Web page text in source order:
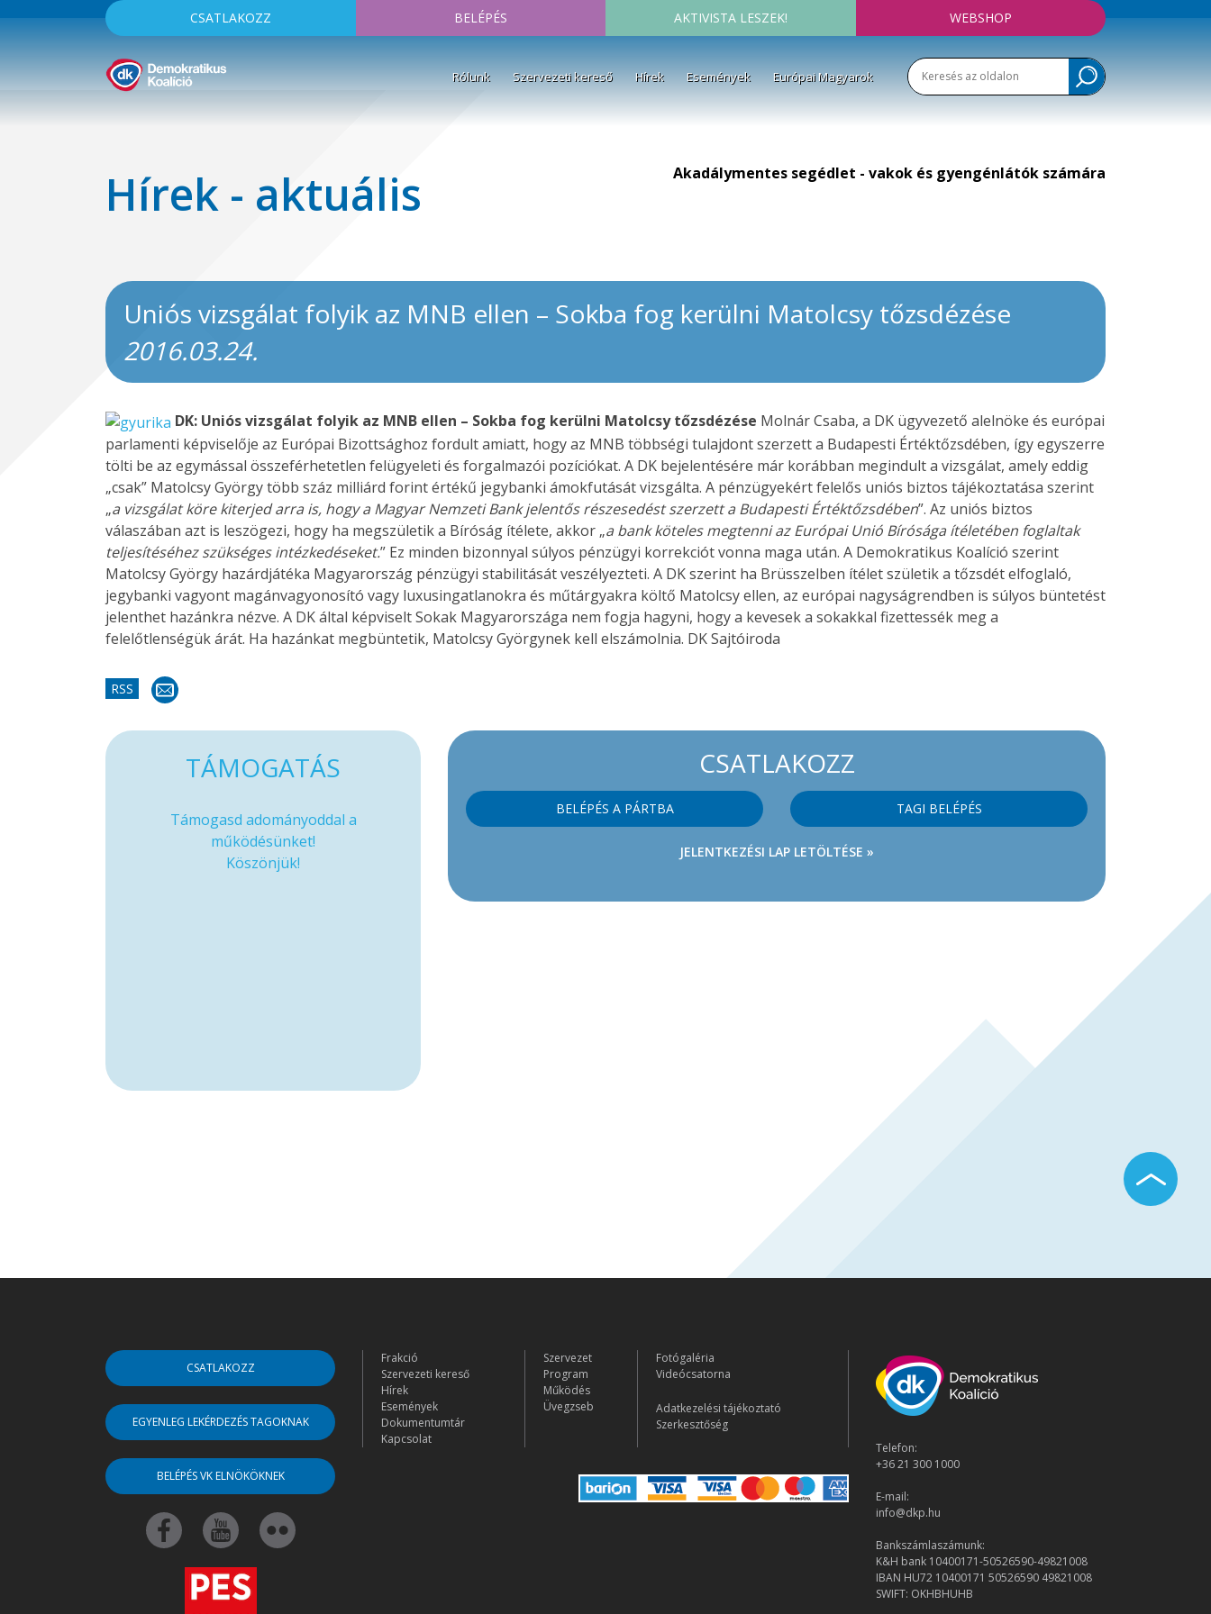
CSATLAKOZZ BELÉPÉS AKTIVISTA LESZEK! WEBSHOP
Rólunk Szervezeti kereső Hírek Események Európai Magyarok
Hírek - aktuális Akadálymentes segédlet - vakok és gyengénlátók számára
Uniós vizsgálat folyik az MNB ellen – Sokba fog kerülni Matolcsy tőzsdézése
2016.03.24.
DK: Uniós vizsgálat folyik az MNB ellen – Sokba fog kerülni Matolcsy tőzsdézése Molnár Csaba, a DK ügyvezető alelnöke és európai
parlamenti képviselője az Európai Bizottsághoz fordult amiatt, hogy az MNB többségi tulajdont szerzett a Budapesti Értéktőzsdében, így egyszerre
tölti be az egymással összeférhetetlen felügyeleti és forgalmazói pozíciókat. A DK bejelentésére már korábban megindult a vizsgálat, amely eddig
„csak” Matolcsy György több száz milliárd forint értékű jegybanki ámokfutását vizsgálta. A pénzügyekért felelős uniós biztos tájékoztatása szerint
„a vizsgálat köre kiterjed arra is, hogy a Magyar Nemzeti Bank jelentős részesedést szerzett a Budapesti Értéktőzsdében”. Az uniós biztos
válaszában azt is leszögezi, hogy ha megszületik a Bíróság ítélete, akkor „a bank köteles megtenni az Európai Unió Bírósága ítéletében foglaltak
teljesítéséhez szükséges intézkedéseket.” Ez minden bizonnyal súlyos pénzügyi korrekciót vonna maga után. A Demokratikus Koalíció szerint
Matolcsy György hazárdjátéka Magyarország pénzügyi stabilitását veszélyezteti. A DK szerint ha Brüsszelben ítélet születik a tőzsdét elfoglaló,
jegybanki vagyont magánvagyonosító vagy luxusingatlanokra és műtárgyakra költő Matolcsy ellen, az európai nagyságrendben is súlyos büntetést
jelenthet hazánkra nézve. A DK által képviselt Sokak Magyarországa nem fogja hagyni, hogy a kevesek a sokakkal fizettessék meg a
felelőtlenségük árát. Ha hazánkat megbüntetik, Matolcsy Györgynek kell elszámolnia. DK Sajtóiroda
RSS
CSATLAKOZZ
BELÉPÉS A PÁRTBA TAGI BELÉPÉS
JELENTKEZÉSI LAP LETÖLTÉSE »
TÁMOGATÁS
Támogasd adományoddal a
működésünket!
Köszönjük!
CSATLAKOZZ
EGYENLEG LEKÉRDEZÉS TAGOKNAK
BELÉPÉS VK ELNÖKÖKNEK
Frakció
Szervezeti kereső
Hírek
Események
Dokumentumtár
Kapcsolat
Szervezet
Program
Működés
Üvegzseb
Fotógaléria
Videócsatorna
Adatkezelési tájékoztató
Szerkesztőség
Telefon:
+36 21 300 1000
E-mail:
info@dkp.hu
Bankszámlaszámunk:
K&H bank 10400171-50526590-49821008
IBAN HU72 10400171 50526590 49821008
SWIFT: OKHBHUHB